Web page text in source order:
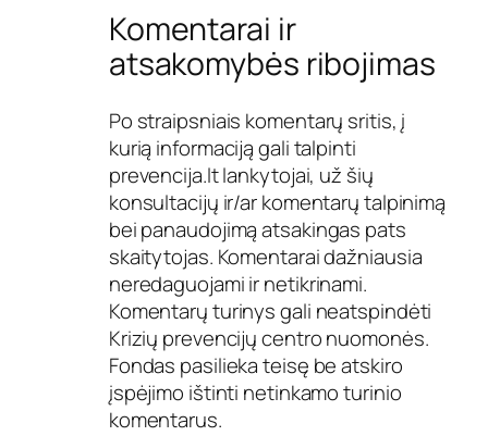
Komentarai ir
atsakomybės ribojimas
Po straipsniais komentarų sritis, į
kurią informaciją gali talpinti
prevencija.lt lankytojai, už šių
konsultacijų ir/ar komentarų talpinimą
bei panaudojimą atsakingas pats
skaitytojas. Komentarai dažniausia
neredaguojami ir netikrinami.
Komentarų turinys gali neatspindėti
Krizių prevencijų centro nuomonės.
Fondas pasilieka teisę be atskiro
įspėjimo ištinti netinkamo turinio
komentarus.